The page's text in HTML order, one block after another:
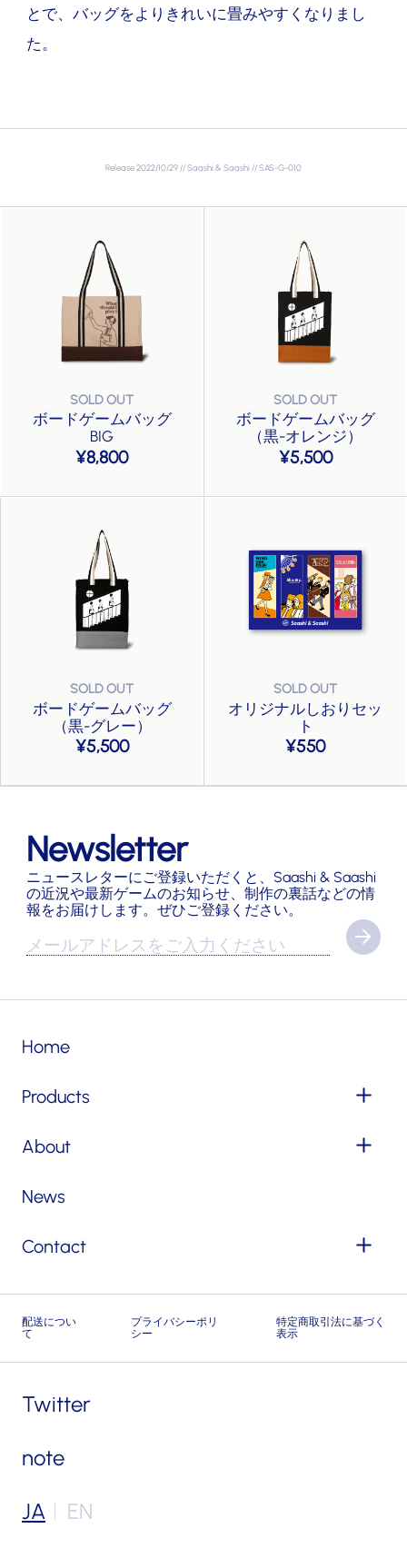
とで、バッグをよりきれいに畳みやすくなりまし
た。
Release 2022/10/29 // Saashi & Saashi // SAS-G-010
ボードゲームバッグ
BIG
8,800
ボードゲームバッグ
（黒-オレンジ）
5,500
ボードゲームバッグ
（黒-グレー）
5,500
オリジナルしおりセッ
ト
550
Newsletter
ニュースレターにご登録いただくと、Saashi & Saashi
の近況や最新ゲームのお知らせ、制作の裏話などの情
報をお届けします。ぜひご登録ください。
Home
Products
About
News
Contact
配送につい
て
プライバシーポリ
シー
特定商取引法に基づく
表示
Twitter
note
JA EN